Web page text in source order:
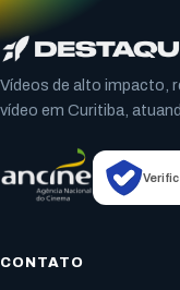
Vídeos de alto impacto,
vídeo em Curitiba,
CONTATO